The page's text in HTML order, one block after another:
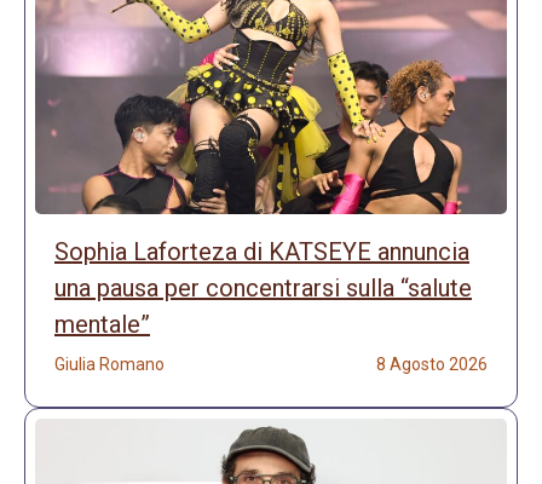
Sophia Laforteza di KATSEYE annuncia
una pausa per concentrarsi sulla “salute
mentale”
Giulia Romano 8 Agosto 2026